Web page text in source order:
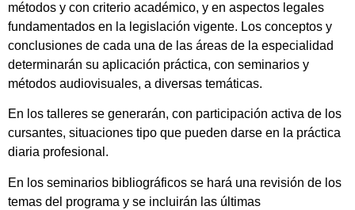
métodos y con criterio académico, y en aspectos legales
fundamentados en la legislación vigente. Los conceptos y
conclusiones de cada una de las áreas de la especialidad
determinarán su aplicación práctica, con seminarios y
métodos audiovisuales, a diversas temáticas.
En los talleres se generarán, con participación activa de los
cursantes, situaciones tipo que pueden darse en la práctica
diaria profesional.
En los seminarios bibliográficos se hará una revisión de los
temas del programa y se incluirán las últimas